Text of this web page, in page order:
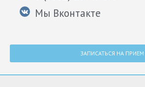
Мы Вконтакте
ЗАПИСАТЬСЯ НА ПРИЕМ